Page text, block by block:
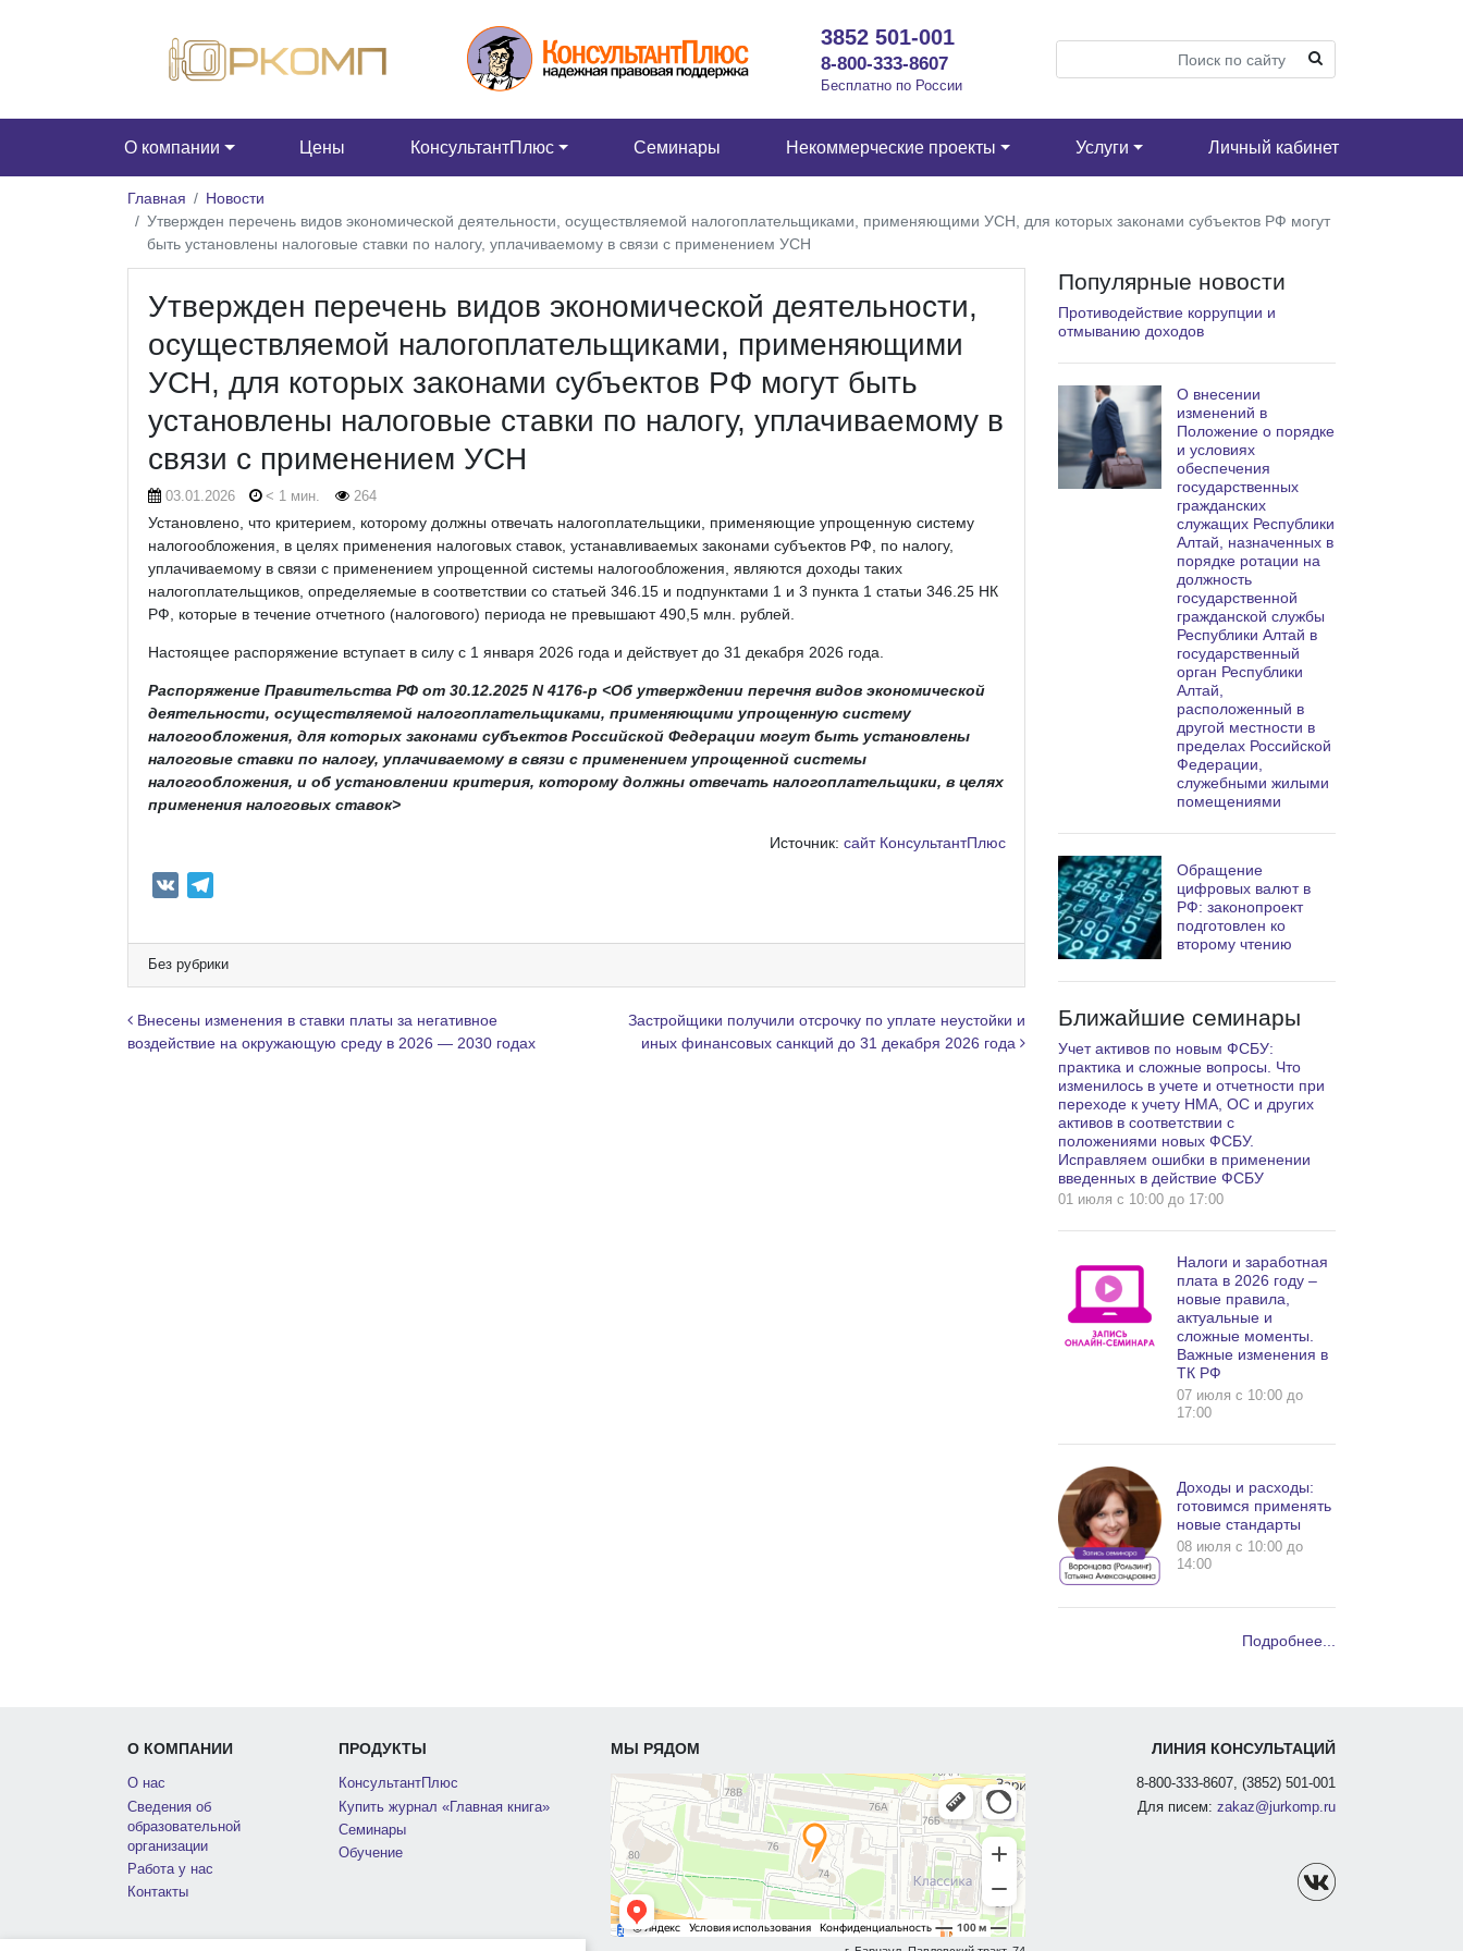
3852 501-001
8-800-333-8607
Бесплатно по России
О компании Цены КонсультантПлюс Семинары Некоммерческие проекты Услуги Личный кабинет
Главная
Новости
Утвержден перечень видов экономической деятельности, осуществляемой налогоплательщиками, применяющими УСН, для которых законами субъектов РФ могут
быть установлены налоговые ставки по налогу, уплачиваемому в связи с применением УСН
Утвержден перечень видов экономической деятельности,
осуществляемой налогоплательщиками, применяющими
УСН, для которых законами субъектов РФ могут быть
установлены налоговые ставки по налогу, уплачиваемому в
связи с применением УСН
03.01.2026 < 1 мин. 264
Установлено, что критерием, которому должны отвечать налогоплательщики, применяющие упрощенную систему
налогообложения, в целях применения налоговых ставок, устанавливаемых законами субъектов РФ, по налогу,
уплачиваемому в связи с применением упрощенной системы налогообложения, являются доходы таких
налогоплательщиков, определяемые в соответствии со статьей 346.15 и подпунктами 1 и 3 пункта 1 статьи 346.25 НК
РФ, которые в течение отчетного (налогового) периода не превышают 490,5 млн. рублей.
Настоящее распоряжение вступает в силу с 1 января 2026 года и действует до 31 декабря 2026 года.
Распоряжение Правительства РФ от 30.12.2025 N 4176-р <Об утверждении перечня видов экономической
деятельности, осуществляемой налогоплательщиками, применяющими упрощенную систему
налогообложения, для которых законами субъектов Российской Федерации могут быть установлены
налоговые ставки по налогу, уплачиваемому в связи с применением упрощенной системы
налогообложения, и об установлении критерия, которому должны отвечать налогоплательщики, в целях
применения налоговых ставок>
Источник: сайт КонсультантПлюс
e
g
r
a
Без рубрики
Навигация по записям
Внесены изменения в ставки платы за негативное
воздействие на окружающую среду в 2026 — 2030 годах
Застройщики получили отсрочку по уплате неустойки и
иных финансовых санкций до 31 декабря 2026 года
Популярные новости
Противодействие коррупции и
отмыванию доходов
О внесении
изменений в
Положение о порядке
и условиях
обеспечения
государственных
гражданских
служащих Республики
Алтай, назначенных в
порядке ротации на
должность
государственной
гражданской службы
Республики Алтай в
государственный
орган Республики
Алтай,
расположенный в
другой местности в
пределах Российской
Федерации,
служебными жилыми
помещениями
Обращение
цифровых валют в
РФ: законопроект
подготовлен ко
второму чтению
Ближайшие семинары
Учет активов по новым ФСБУ:
практика и сложные вопросы. Что
изменилось в учете и отчетности при
переходе к учету НМА, ОС и других
активов в соответствии с
положениями новых ФСБУ.
Исправляем ошибки в применении
введенных в действие ФСБУ
01 июля c 10:00 до 17:00
Налоги и заработная
плата в 2026 году –
новые правила,
актуальные и
сложные моменты.
Важные изменения в
ТК РФ
07 июля c 10:00 до
17:00
Доходы и расходы:
готовимся применять
новые стандарты
08 июля c 10:00 до
14:00
Подробнее...
О КОМПАНИИ
О нас
Сведения об
образовательной
организации
Работа у нас
Контакты
ПРОДУКТЫ
КонсультантПлюс
Купить журнал «Главная книга»
Семинары
Обучение
МЫ РЯДОМ ЛИНИЯ КОНСУЛЬТАЦИЙ
8-800-333-8607, (3852) 501-001
Для писем: zakaz@jurkomp.ru